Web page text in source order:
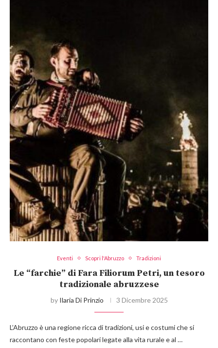
Eventi Scopri l'Abruzzo Tradizioni
Le “farchie” di Fara Filiorum Petri, un tesoro
tradizionale abruzzese
by Ilaria Di Prinzio 3 Dicembre 2025
L’Abruzzo è una regione ricca di tradizioni, usi e costumi che si
raccontano con feste popolari legate alla vita rurale e al …